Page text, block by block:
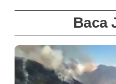
Baca